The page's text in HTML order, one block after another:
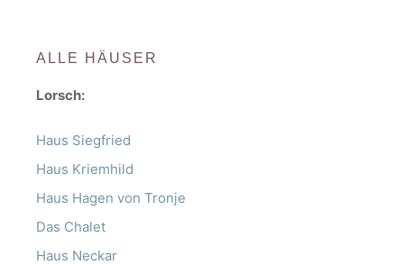
ALLE HÄUSER
Lorsch:
Haus Siegfried
Haus Kriemhild
Haus Hagen von Tronje
Das Chalet
Haus Neckar